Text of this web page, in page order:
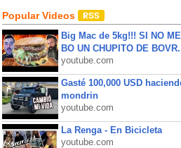
Popular Videos
Big Mac de 5kg!!! SI NO
BO UN CHUPITO DE
youtube.com
Gasté 100,000 USD
mondrin
youtube.com
La Renga - En Bicicleta
youtube.com